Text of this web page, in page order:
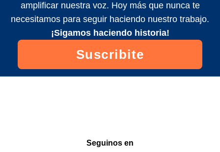
amplificar nuestra voz. Hoy más que nunca te
necesitamos para seguir haciendo nuestro trabajo.
¡Sigamos haciendo historia!
Suscribite
Seguinos en